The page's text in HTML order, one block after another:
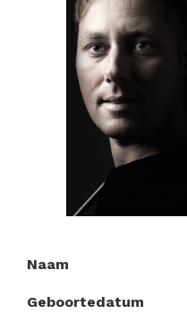
Naam
Geboortedatum